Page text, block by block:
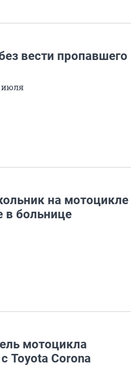
вести пропавшего
июля
на мотоцикле
в больнице
мотоцикла
Toyota Corona